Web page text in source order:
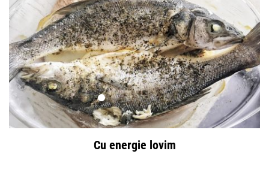
Cu energie lovim